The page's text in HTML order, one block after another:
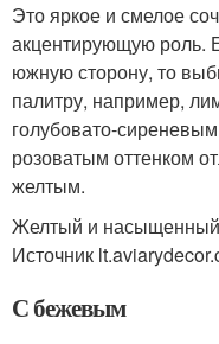
Это яркое и смелое
акцентирующую роль.
южную сторону, то
палитру, например,
голубовато-
розоватым оттенком
желтым.
Желтый и
Источник
С бежевым